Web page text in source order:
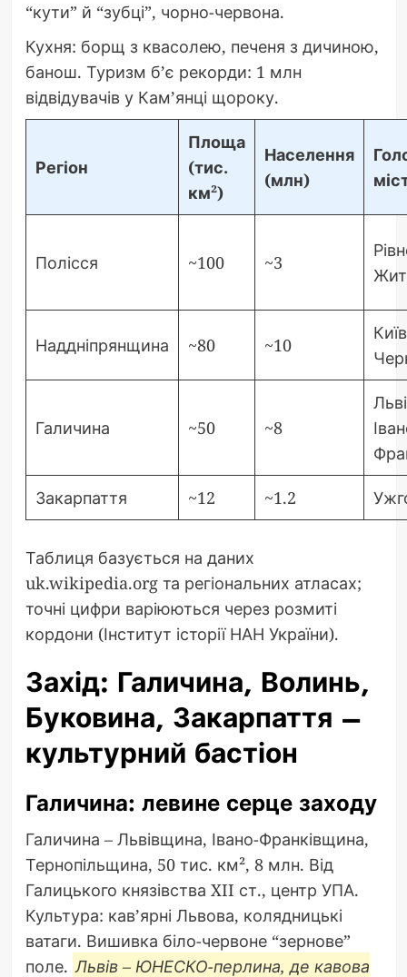
“кути” й “зубці”, чорно-червона.
Кухня: борщ з квасолею, печеня з дичиною,
банош. Туризм б’є рекорди: 1 млн
відвідувачів у Кам’янці щороку.
Регіон
Площа
(тис.
км²)
Населення
(млн)
Полісся ~100 ~3
Наддніпрянщина ~80 ~10
Галичина ~50 ~8
Закарпаття ~12 ~1.2
Таблиця базується на даних
uk.wikipedia.org та регіональних атласах;
точні цифри варіюються через розмиті
кордони (Інститут історії НАН України).
Захід: Галичина, Волинь,
Буковина, Закарпаття –
культурний бастіон
Галичина: левине серце заходу
Галичина – Львівщина, Івано-Франківщина,
Тернопільщина, 50 тис. км², 8 млн. Від
Галицького князівства XII ст., центр УПА.
Культура: кав’ярні Львова, колядницькі
ватаги. Вишивка біло-червоне “зернове”
поле. Львів – ЮНЕСКО-перлина, де кавова